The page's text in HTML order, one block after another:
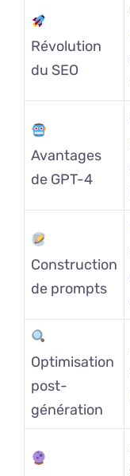
Révolution
du SEO
Avantages
de GPT-4
Construction
de prompts
Optimisation
post-
génération